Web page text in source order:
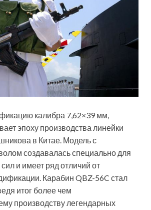
калибра 7,62×39 мм,
эпоху производства линейки
в Китае. Модель с
создавалась специально для
и имеет ряд отличий от
Карабин QBZ-56C стал
итог более чем
производству легендарных